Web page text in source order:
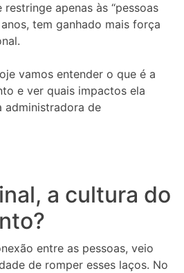
restringe apenas às “pessoas
tem ganhado mais força
vamos entender o que é a
e ver quais impactos ela
administradora de
a cultura do
entre as pessoas, veio
de romper esses laços. No